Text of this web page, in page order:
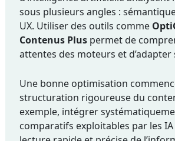
sous plusieurs angles :
UX. Utiliser des outils comme
Contenus Pluspermet de
attentes des moteurs et d’adapter
Une bonne optimisation
structuration rigoureuse du
exemple, intégrer
comparatifs exploitables par les